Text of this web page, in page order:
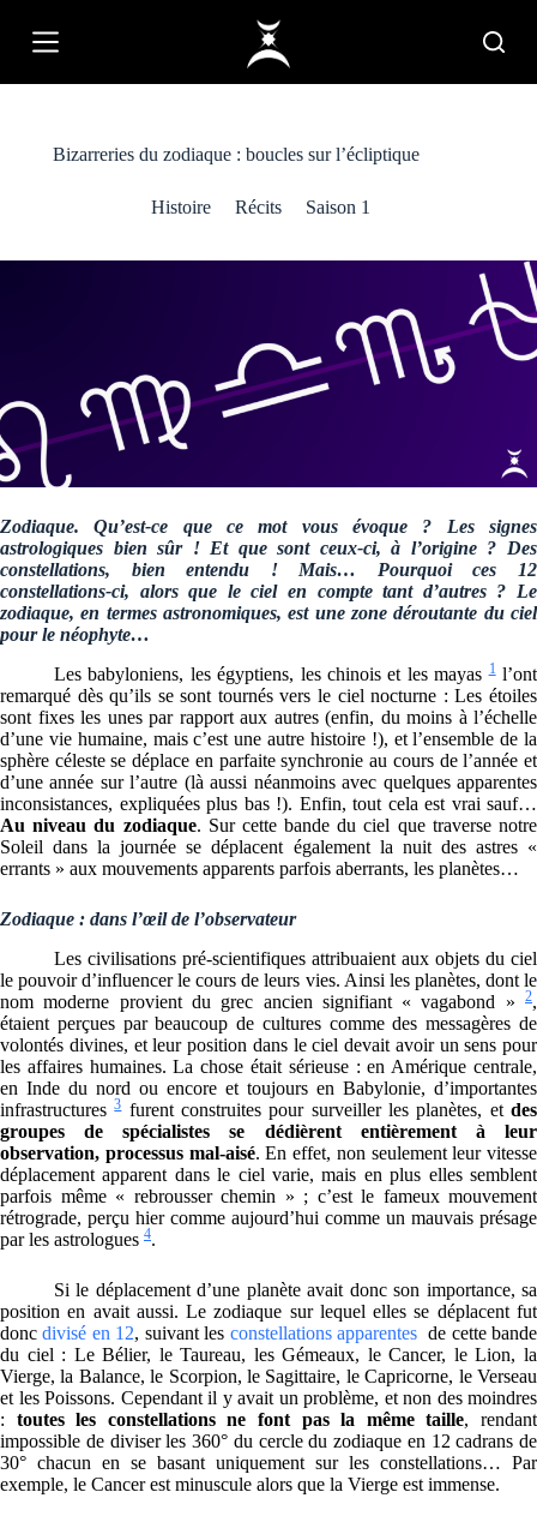
s
t
Bizarreries du zodiaque : boucles sur l’écliptique
Histoire Récits Saison 1
Zodiaque. Qu’est-ce que ce mot vous évoque ? Les signes
astrologiques bien sûr ! Et que sont ceux-ci, à l’origine ? Des
constellations, bien entendu ! Mais… Pourquoi ces 12
constellations-ci, alors que le ciel en compte tant d’autres ? Le
zodiaque, en termes astronomiques, est une zone déroutante du ciel
pour le néophyte…
Les babyloniens, les égyptiens, les chinois et les mayas1l’ont
remarqué dès qu’ils se sont tournés vers le ciel nocturne : Les étoiles
sont fixes les unes par rapport aux autres (enfin, du moins à l’échelle
d’une vie humaine, mais c’est une autre histoire !), et l’ensemble de la
sphère céleste se déplace en parfaite synchronie au cours de l’année et
d’une année sur l’autre (là aussi néanmoins avec quelques apparentes
inconsistances, expliquées plus bas !). Enfin, tout cela est vrai sauf…
Au niveau du zodiaque. Sur cette bande du ciel que traverse notre
Soleil dans la journée se déplacent également la nuit des astres «
errants » aux mouvements apparents parfois aberrants, les planètes…
Zodiaque : dans l’œil de l’observateur
Les civilisations pré-scientifiques attribuaient aux objets du ciel
le pouvoir d’influencer le cours de leurs vies. Ainsi les planètes, dont le
nom moderne provient du grec ancien signifiant « vagabond »
2,
étaient perçues par beaucoup de cultures comme des messagères de
volontés divines, et leur position dans le ciel devait avoir un sens pour
les affaires humaines. La chose était sérieuse : en Amérique centrale,
en Inde du nord ou encore et toujours en Babylonie, d’importantes
infrastructures3furent construites pour surveiller les planètes, etdes
groupes de spécialistes se dédièrent entièrement à leur
observation, processus mal-aisé. En effet, non seulement leur vitesse
déplacement apparent dans le ciel varie, mais en plus elles semblent
parfois même « rebrousser chemin » ; c’est le fameux mouvement
rétrograde, perçu hier comme aujourd’hui comme un mauvais présage
par les astrologues 4.
Si le déplacement d’une planète avait donc son importance, sa
position en avait aussi. Le zodiaque sur lequel elles se déplacent fut
doncdivisé en 12, suivant les constellations apparentes de cette bande
du ciel : Le Bélier, le Taureau, les Gémeaux, le Cancer, le Lion, la
Vierge, la Balance, le Scorpion, le Sagittaire, le Capricorne, le Verseau
et les Poissons. Cependant il y avait un problème, et non des moindres
: toutes les constellations ne font pas la même taille, rendant
impossible de diviser les 360° du cercle du zodiaque en 12 cadrans de
30° chacun en se basant uniquement sur les constellations… Par
exemple, le Cancer est minuscule alors que la Vierge est immense.